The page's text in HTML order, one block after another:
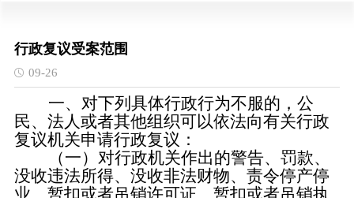
行政复议受案范围
09-26
一、对下列具体行政行为不服的，公
民、法人或者其他组织可以依法向有关行政
复议机关申请行政复议：
（一）对行政机关作出的警告、罚款、
没收违法所得、没收非法财物、责令停产停
业、暂扣或者吊销许可证、暂扣或者吊销执